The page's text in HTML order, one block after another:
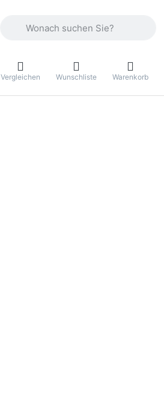
Vergleichen Wunschliste Warenkorb